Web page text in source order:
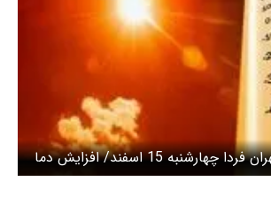
پیش‌بینی هوای تهران فردا چهارشنبه 15 اسفند/ افزایش دما